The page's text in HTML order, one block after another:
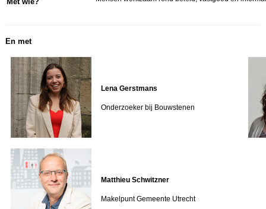
En met
Lena Gerstmans
Onderzoeker bij Bouwstenen
Matthieu Schwitzner
Makelpunt Gemeente Utrecht